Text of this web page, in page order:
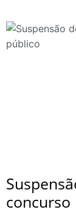
concurso